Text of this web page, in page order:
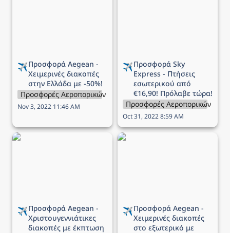
✈️
Χειμερινές διακοπές
στην Ελλάδα με -50%!
Προσφορές Αεροπορικών Εταιρειών
Nov 3, 2022 11:46 AM
✈️Προσφορά Sky
Express - Πτήσεις
εσωτερικού από
€16,90! Πρόλαβε τώρα!
Προσφορές Αεροπορικών
Oct 31, 2022 8:59 AM
Προσφορά Aegean -
✈️
Χριστουγεννιάτικες
διακοπές με έκπτωση
Προσφορά Aegean -
✈️
Χειμερινές διακοπές
στο εξωτερικό με